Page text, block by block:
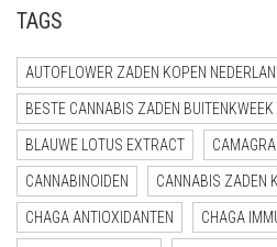
TAGS
AUTOFLOWER ZADEN KOPEN
BESTE CANNABIS ZADEN BUITENKWEEK
BLAUWE LOTUS EXTRACT
CANNABINOIDEN CANNABIS ZADEN
CHAGA ANTIOXIDANTEN CHAGA